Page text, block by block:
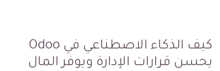
كيف الذكاء الاصطناعي في Odoo
يحسن قرارات الإدارة ويوفر المال